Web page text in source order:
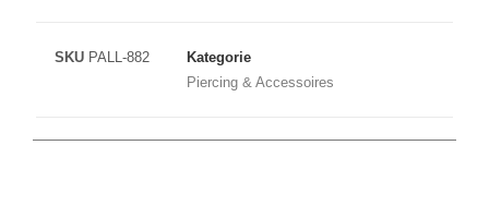
SKU PALL-882
Kategorie
Piercing & Accessoires